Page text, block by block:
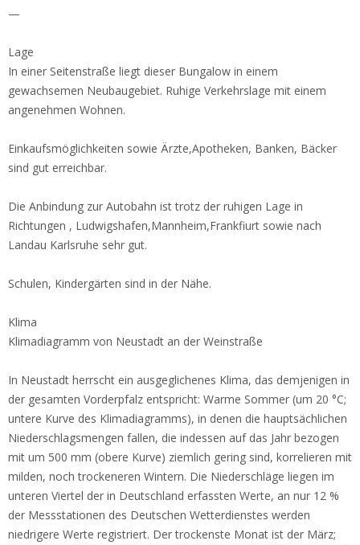
—
Lage
In einer Seitenstraße liegt dieser Bungalow in einem
gewachsemen Neubaugebiet. Ruhige Verkehrslage mit einem
angenehmen Wohnen.
Einkaufsmöglichkeiten sowie Ärzte,Apotheken, Banken, Bäcker
sind gut erreichbar.
Die Anbindung zur Autobahn ist trotz der ruhigen Lage in
Richtungen , Ludwigshafen,Mannheim,Frankfiurt sowie nach
Landau Karlsruhe sehr gut.
Schulen, Kindergärten sind in der Nähe.
Klima
Klimadiagramm von Neustadt an der Weinstraße
In Neustadt herrscht ein ausgeglichenes Klima, das demjenigen in
der gesamten Vorderpfalz entspricht: Warme Sommer (um 20 °C;
untere Kurve des Klimadiagramms), in denen die hauptsächlichen
Niederschlagsmengen fallen, die indessen auf das Jahr bezogen
mit um 500 mm (obere Kurve) ziemlich gering sind, korrelieren mit
milden, noch trockeneren Wintern. Die Niederschläge liegen im
unteren Viertel der in Deutschland erfassten Werte, an nur 12 %
der Messstationen des Deutschen Wetterdienstes werden
niedrigere Werte registriert. Der trockenste Monat ist der März;